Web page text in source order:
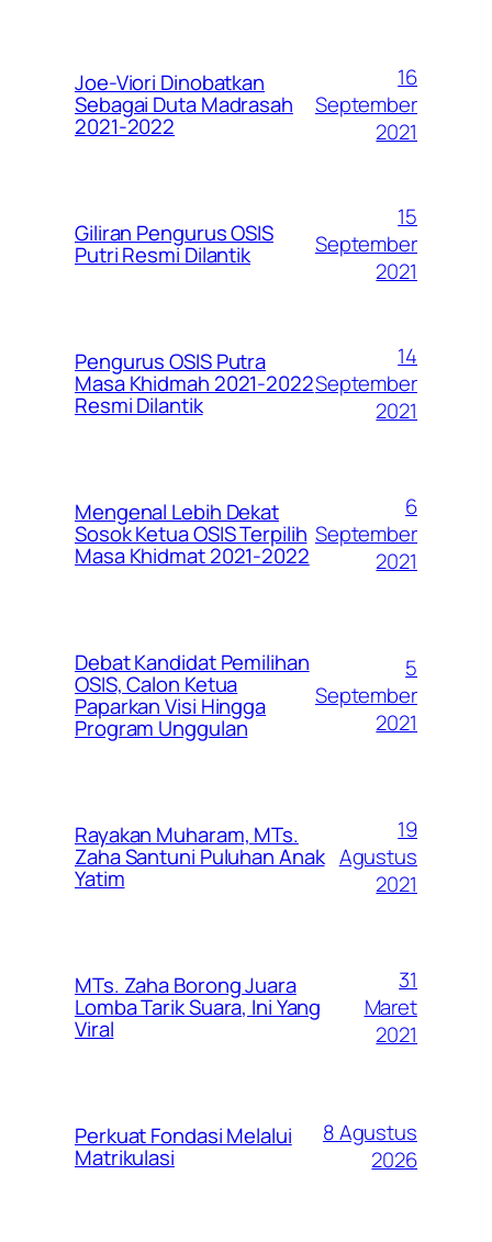
Joe-Viori Dinobatkan
Sebagai Duta Madrasah
2021-2022
16
September
2021
Giliran Pengurus OSIS
Putri Resmi Dilantik
15
September
2021
Pengurus OSIS Putra
Masa Khidmah 2021-2022
Resmi Dilantik
14
September
2021
Mengenal Lebih Dekat
Sosok Ketua OSIS Terpilih
Masa Khidmat 2021-2022
6
September
2021
Debat Kandidat Pemilihan
OSIS, Calon Ketua
Paparkan Visi Hingga
Program Unggulan
5
September
2021
Rayakan Muharam, MTs.
Zaha Santuni Puluhan Anak
Yatim
19
Agustus
2021
MTs. Zaha Borong Juara
Lomba Tarik Suara, Ini Yang
Viral
31
Maret
2021
Perkuat Fondasi Melalui
Matrikulasi
8 Agustus
2026